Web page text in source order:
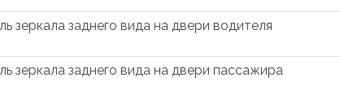
зеркала заднего вида на двери водителя
зеркала заднего вида на двери пассажира